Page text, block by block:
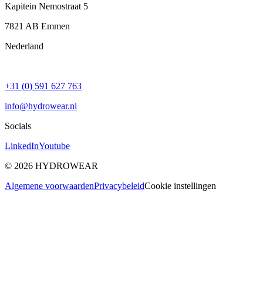
Kapitein Nemostraat 5
7821 AB Emmen
Nederland
+31 (0) 591 627 763
info@hydrowear.nl
Socials
LinkedInYoutube
© 2026 HYDROWEAR
Algemene voorwaardenPrivacybeleidCookie instellingen